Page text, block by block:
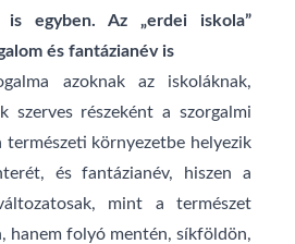
is egyben. Az „erdei iskola”
és fantázianév is
azoknak az iskoláknak,
szerves részeként a szorgalmi
természeti környezetbe helyezik
és fantázianév, hiszen a
mint a természet
hanem folyó mentén, síkföldön,